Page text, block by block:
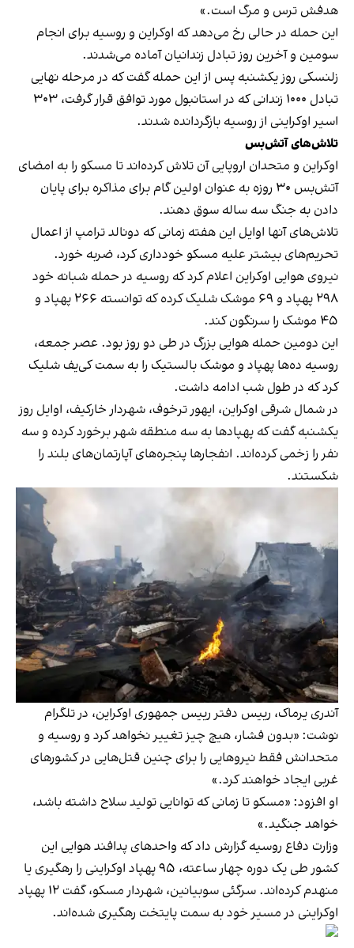
هدفش ترس و مرگ است.»
این حمله در حالی رخ می‌دهد که اوکراین و روسیه برای انجام
سومین و آخرین روز تبادل زندانیان آماده می‌شدند.
زلنسکی روز یکشنبه پس از این حمله گفت که در مرحله نهایی
تبادل ۱۰۰۰ زندانی که در استانبول مورد توافق قرار گرفت، ۳۰۳
اسیر اوکراینی از روسیه بازگردانده شدند.
تلاش‌های آتش‌بس
اوکراین و متحدان اروپایی آن تلاش کرده‌اند تا مسکو را به امضای
آتش‌بس ۳۰ روزه به عنوان اولین گام برای مذاکره برای پایان
دادن به جنگ سه ساله سوق دهند.
تلاش‌های آنها اوایل این هفته زمانی که دونالد ترامپ از اعمال
تحریم‌های بیشتر علیه مسکو خودداری کرد، ضربه خورد.
نیروی هوایی اوکراین اعلام کرد که روسیه در حمله شبانه خود
۲۹۸ پهپاد و ۶۹ موشک شلیک کرده که توانسته ۲۶۶ پهپاد و
۴۵ موشک را سرنگون کند.
این دومین حمله هوایی بزرگ در طی دو روز بود. عصر جمعه،
روسیه ده‌ها پهپاد و موشک بالستیک را به سمت کی‎‌یف شلیک
کرد که در طول شب ادامه داشت.
در شمال شرقی اوکراین، ایهور ترخوف، شهردار خارکیف، اوایل روز
یکشنبه گفت که پهپادها به سه منطقه شهر برخورد کرده و سه
نفر را زخمی کرده‌اند. انفجارها پنجره‌های آپارتمان‌های بلند را
شکستند.
آندری یرماک، رییس دفتر رییس جمهوری اوکراین، در تلگرام
نوشت: «بدون فشار، هیچ چیز تغییر نخواهد کرد و روسیه و
متحدانش فقط نیروهایی را برای چنین قتل‌هایی در کشورهای
غربی ایجاد خواهند کرد.»
او افزود: «مسکو تا زمانی که توانایی تولید سلاح داشته باشد،
خواهد جنگید.»
وزارت دفاع روسیه گزارش داد که واحدهای پدافند هوایی این
کشور طی یک دوره چهار ساعته، ۹۵ پهپاد اوکراینی را رهگیری یا
منهدم کرده‌اند. سرگئی سوبیانین، شهردار مسکو، گفت ۱۲ پهپاد
اوکراینی در مسیر خود به سمت پایتخت رهگیری شده‌اند.